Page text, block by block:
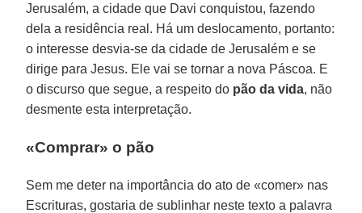
Jerusalém, a cidade que Davi conquistou, fazendo
dela a residência real. Há um deslocamento, portanto:
o interesse desvia-se da cidade de Jerusalém e se
dirige para Jesus. Ele vai se tornar a nova Páscoa. E
o discurso que segue, a respeito do pão da vida, não
desmente esta interpretação.
«Comprar» o pão
Sem me deter na importância do ato de «comer» nas
Escrituras, gostaria de sublinhar neste texto a palavra